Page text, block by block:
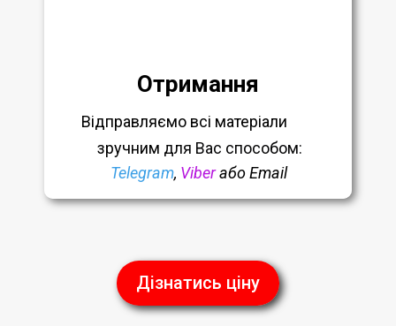
Отримання
Відправляємо всі матеріали
зручним для Вас способом:
Telegram, Viberабо Email
Дізнатись ціну